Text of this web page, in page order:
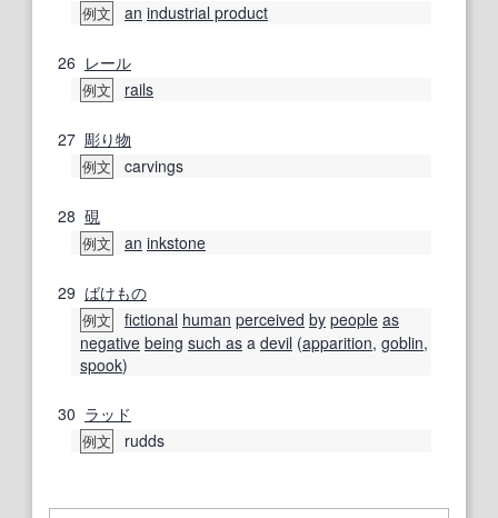
例文 an industrial product
26 レール
例文 rails
27 彫り物
例文 carvings
28 硯
例文 an inkstone
29 ばけもの
例文 fictional human perceived by people as
negative being such as a devil (apparition, goblin,
spook)
30 ラッド
例文 rudds